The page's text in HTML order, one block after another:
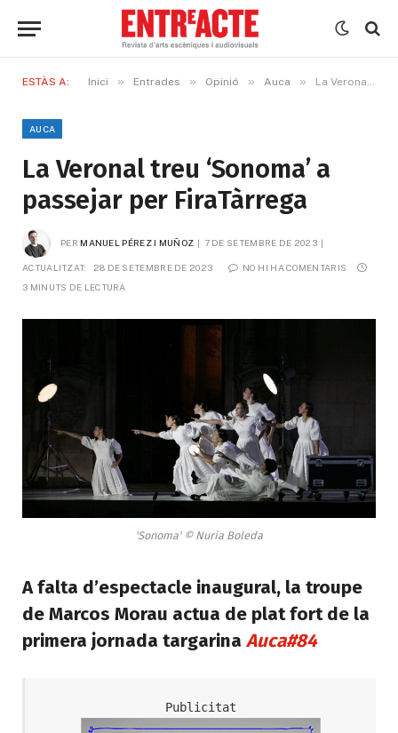
ESTÀS A: Inici » Entrades » Opinió » Auca » La Veronal treu ‘Sonoma’ a passejar per FiraTàrrega
AUCA
La Veronal treu ‘Sonoma’ a
passejar per FiraTàrrega
PER MANUEL PÉREZ I MUÑOZ 7 DE SETEMBRE DE 2023
ACTUALITZAT: 28 DE SETEMBRE DE 2023
NO HI HA COMENTARIS
3 MINUTS DE LECTURA
'Sonoma' © Nuria Boleda
A falta d’espectacle inaugural, la troupe
de Marcos Morau actua de plat fort de la
primera jornada targarina Auca#84
Publicitat